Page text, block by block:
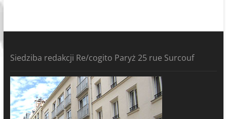
Siedziba redakcji Re/cogito Paryż 25 rue Surcouf